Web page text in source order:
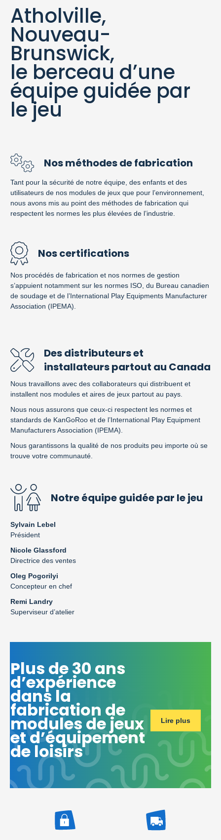
Atholville,
Nouveau-
Brunswick,
le berceau d’une
équipe guidée par
le jeu
Nos méthodes de fabrication
Tant pour la sécurité de notre équipe, des enfants et des
utilisateurs de nos modules de jeux que pour l’environnement,
nous avons mis au point des méthodes de fabrication qui
respectent les normes les plus élevées de l’industrie.
Nos certifications
Nos procédés de fabrication et nos normes de gestion
s’appuient notamment sur les normes ISO, du Bureau canadien
de soudage et de l’International Play Equipments Manufacturer
Association (IPEMA).
Des distributeurs et
installateurs partout au Canada
Nous travaillons avec des collaborateurs qui distribuent et
installent nos modules et aires de jeux partout au pays.
Nous nous assurons que ceux-ci respectent les normes et
standards de KanGoRoo et de l’International Play Equipment
Manufacturers Association (IPEMA).
Nous garantissons la qualité de nos produits peu importe où se
trouve votre communauté.
Notre équipe guidée par le jeu
Sylvain Lebel
Président
Nicole Glassford
Directrice des ventes
Oleg Pogorilyi
Concepteur en chef
Remi Landry
Superviseur d’atelier
Plus de 30 ans
d’expérience
dans la
fabrication de
modules de jeux
et d’équipement
de loisirs
Lire plus